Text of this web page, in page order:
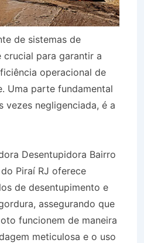
de sistemas de
para garantir a
operacional de
Uma parte fundamental
vezes negligenciada, é a
Desentupidora Bairro
Piraí RJ oferece
de desentupimento e
assegurando que
funcionem de maneira
meticulosa e o uso